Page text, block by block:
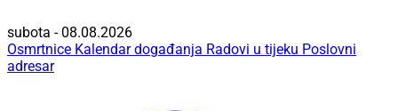
subota - 08.08.2026
Osmrtnice Kalendar događanja Radovi u tijeku Poslovni
adresar